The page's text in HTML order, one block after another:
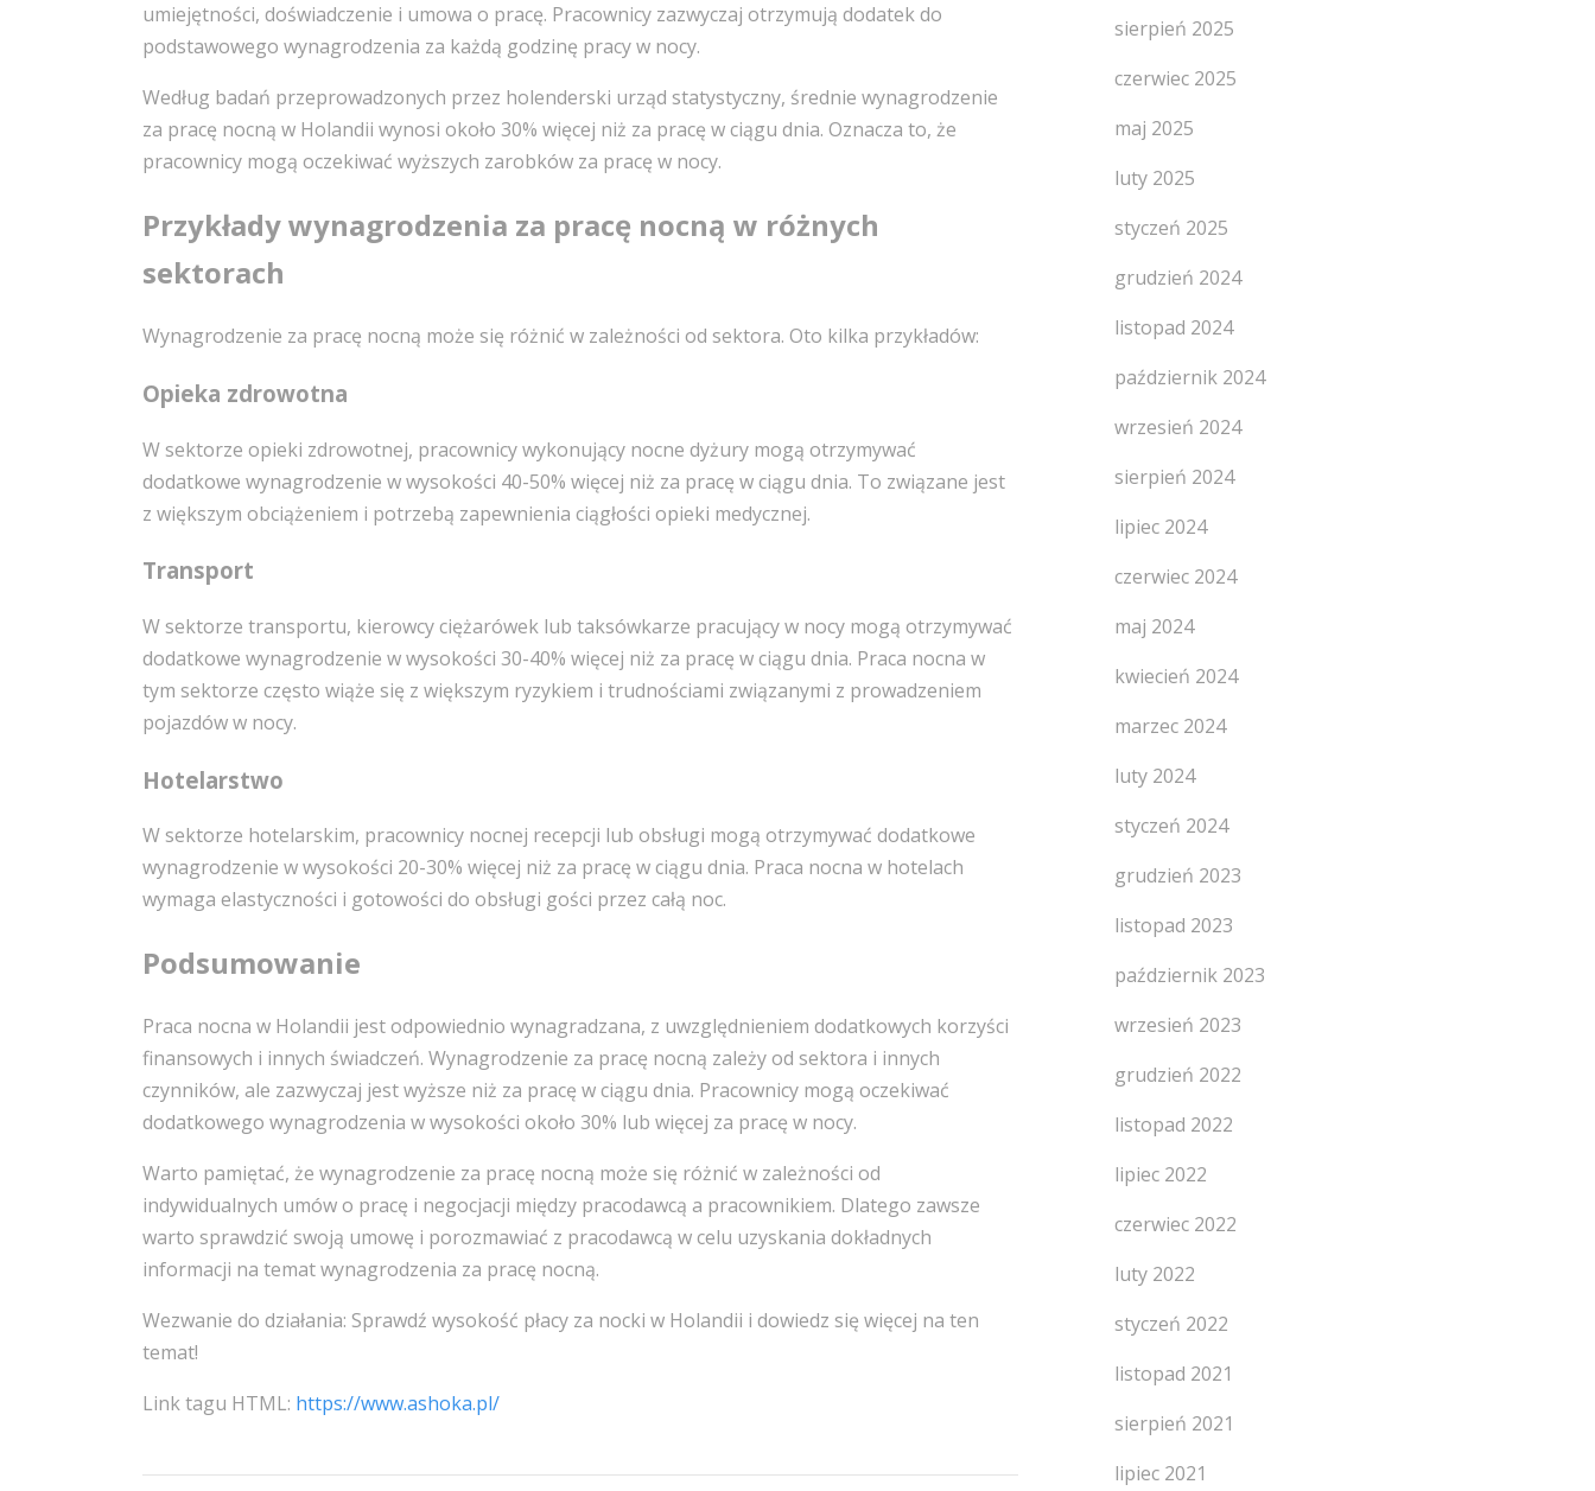
umiejętności, doświadczenie i umowa o pracę. Pracownicy zazwyczaj otrzymują dodatek do
podstawowego wynagrodzenia za każdą godzinę pracy w nocy.
Według badań przeprowadzonych przez holenderski urząd statystyczny, średnie wynagrodzenie
za pracę nocną w Holandii wynosi około 30% więcej niż za pracę w ciągu dnia. Oznacza to, że
pracownicy mogą oczekiwać wyższych zarobków za pracę w nocy.
Przykłady wynagrodzenia za pracę nocną w różnych
sektorach
Wynagrodzenie za pracę nocną może się różnić w zależności od sektora. Oto kilka przykładów:
Opieka zdrowotna
W sektorze opieki zdrowotnej, pracownicy wykonujący nocne dyżury mogą otrzymywać
dodatkowe wynagrodzenie w wysokości 40-50% więcej niż za pracę w ciągu dnia. To związane jest
z większym obciążeniem i potrzebą zapewnienia ciągłości opieki medycznej.
Transport
W sektorze transportu, kierowcy ciężarówek lub taksówkarze pracujący w nocy mogą otrzymywać
dodatkowe wynagrodzenie w wysokości 30-40% więcej niż za pracę w ciągu dnia. Praca nocna w
tym sektorze często wiąże się z większym ryzykiem i trudnościami związanymi z prowadzeniem
pojazdów w nocy.
Hotelarstwo
W sektorze hotelarskim, pracownicy nocnej recepcji lub obsługi mogą otrzymywać dodatkowe
wynagrodzenie w wysokości 20-30% więcej niż za pracę w ciągu dnia. Praca nocna w hotelach
wymaga elastyczności i gotowości do obsługi gości przez całą noc.
Podsumowanie
Praca nocna w Holandii jest odpowiednio wynagradzana, z uwzględnieniem dodatkowych korzyści
finansowych i innych świadczeń. Wynagrodzenie za pracę nocną zależy od sektora i innych
czynników, ale zazwyczaj jest wyższe niż za pracę w ciągu dnia. Pracownicy mogą oczekiwać
dodatkowego wynagrodzenia w wysokości około 30% lub więcej za pracę w nocy.
Warto pamiętać, że wynagrodzenie za pracę nocną może się różnić w zależności od
indywidualnych umów o pracę i negocjacji między pracodawcą a pracownikiem. Dlatego zawsze
warto sprawdzić swoją umowę i porozmawiać z pracodawcą w celu uzyskania dokładnych
informacji na temat wynagrodzenia za pracę nocną.
Wezwanie do działania: Sprawdź wysokość płacy za nocki w Holandii i dowiedz się więcej na ten
temat!
Link tagu HTML: https://www.ashoka.pl/
sierpień 2025
czerwiec 2025
maj 2025
luty 2025
styczeń 2025
grudzień 2024
listopad 2024
październik 2024
wrzesień 2024
sierpień 2024
lipiec 2024
czerwiec 2024
maj 2024
kwiecień 2024
marzec 2024
luty 2024
styczeń 2024
grudzień 2023
listopad 2023
październik 2023
wrzesień 2023
grudzień 2022
listopad 2022
lipiec 2022
czerwiec 2022
luty 2022
styczeń 2022
listopad 2021
sierpień 2021
lipiec 2021